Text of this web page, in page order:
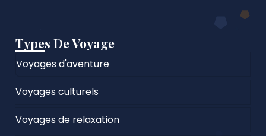
Types De Voyage
Voyages d'aventure
Voyages culturels
Voyages de relaxation